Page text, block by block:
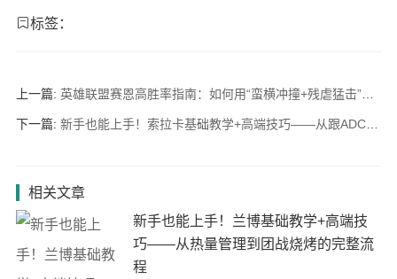
标签：
上一篇: 英雄联盟赛恩高胜率指南：如何用“蛮横冲撞+残虐猛击”Carry团队？连招细节与装备选择
下一篇: 新手也能上手！索拉卡基础教学+高端技巧——从跟ADC到团战保护的完整流程
相关文章
新手也能上手！兰博基础教学+高端技
巧——从热量管理到团战烧烤的完整流
程